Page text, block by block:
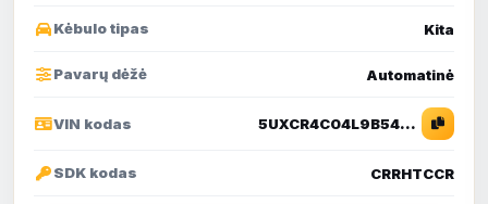
Kėbulo tipas Kita
Pavarų dėžė Automatinė
VIN kodas 5UXCR4C04L9B54749
SDK kodas CRRHTCCR